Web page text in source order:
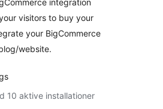
integration
visitors to buy your
your BigCommerce
website.
10 aktive installationer